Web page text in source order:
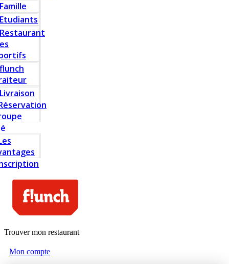
Famille
Etudiants
Restaurant
flunch
Livraison
Trouver mon restaurant
Mon compte